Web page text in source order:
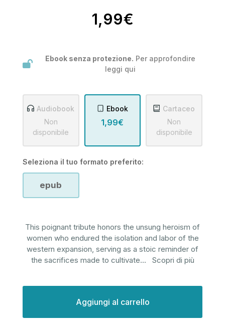
1,99€
Ebook senza protezione. Per approfondire
leggi qui
Audiobook
Non
disponibile
Ebook
1,99€
Cartaceo
Non
disponibile
Seleziona il tuo formato preferito:
epub
This poignant tribute honors the unsung heroism of
women who endured the isolation and labor of the
western expansion, serving as a stoic reminder of
the sacrifices made to cultivate... Scopri di più